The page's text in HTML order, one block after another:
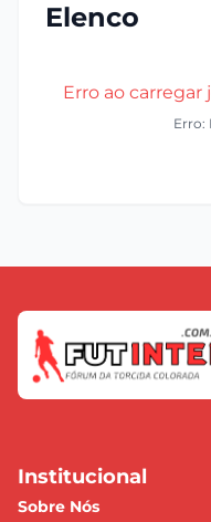
Elenco
Erro ao carregar
Erro:
Institucional
Sobre Nós